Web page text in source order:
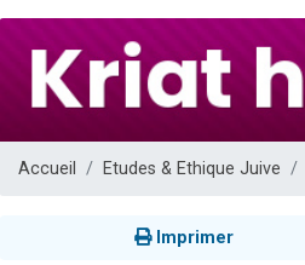
Accueil Etudes & Ethique Juive
Imprimer